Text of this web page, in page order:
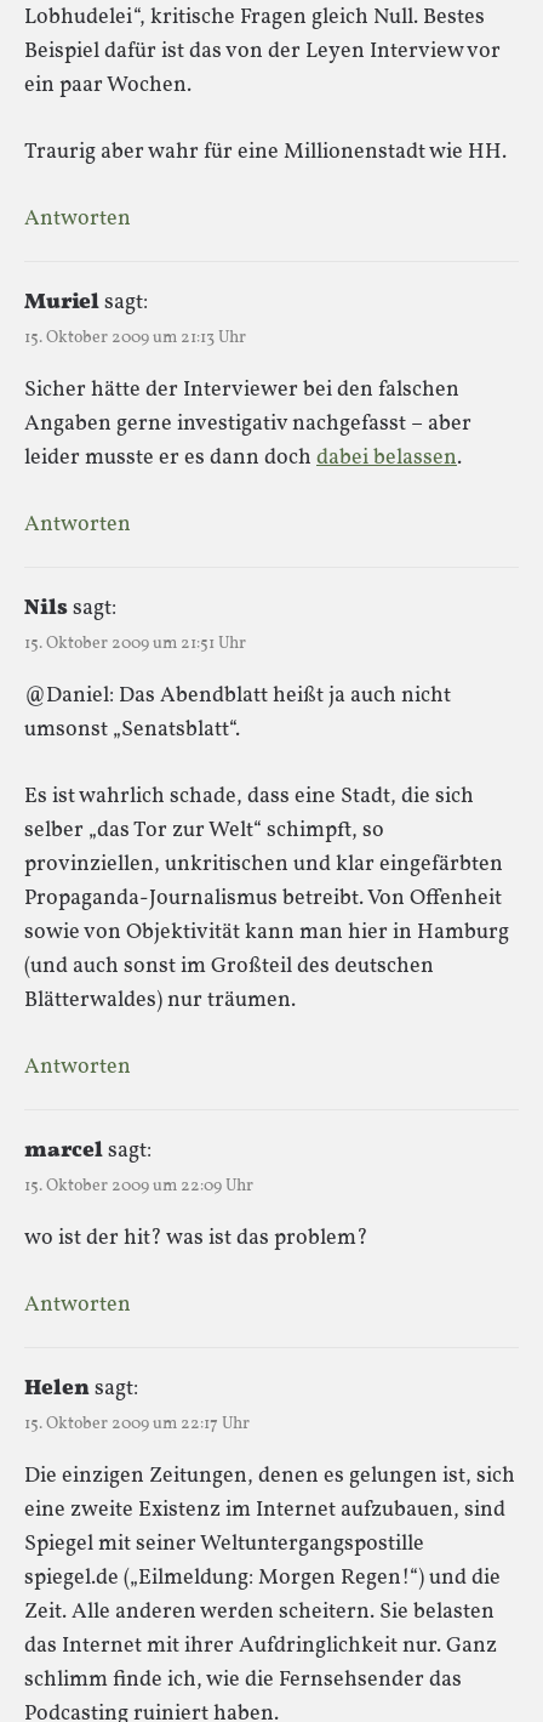
Lobhudelei“, kritische Fragen gleich Null. Bestes
Beispiel dafür ist das von der Leyen Interview vor
ein paar Wochen.
Traurig aber wahr für eine Millionenstadt wie HH.
Antworten
Murielsagt:
15. Oktober 2009 um 21:13 Uhr
Sicher hätte der Interviewer bei den falschen
Angaben gerne investigativ nachgefasst – aber
leider musste er es dann doch dabei belassen.
Antworten
Nilssagt:
15. Oktober 2009 um 21:51 Uhr
@Daniel: Das Abendblatt heißt ja auch nicht
umsonst „Senatsblatt“.
Es ist wahrlich schade, dass eine Stadt, die sich
selber „das Tor zur Welt“ schimpft, so
provinziellen, unkritischen und klar eingefärbten
Propaganda-Journalismus betreibt. Von Offenheit
sowie von Objektivität kann man hier in Hamburg
(und auch sonst im Großteil des deutschen
Blätterwaldes) nur träumen.
Antworten
marcelsagt:
15. Oktober 2009 um 22:09 Uhr
wo ist der hit? was ist das problem?
Antworten
Helensagt:
15. Oktober 2009 um 22:17 Uhr
Die einzigen Zeitungen, denen es gelungen ist, sich
eine zweite Existenz im Internet aufzubauen, sind
Spiegel mit seiner Weltuntergangspostille
spiegel.de („Eilmeldung: Morgen Regen!“) und die
Zeit. Alle anderen werden scheitern. Sie belasten
das Internet mit ihrer Aufdringlichkeit nur. Ganz
schlimm finde ich, wie die Fernsehsender das
Podcasting ruiniert haben.